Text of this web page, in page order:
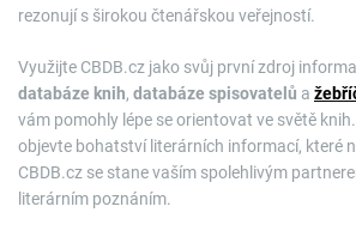
rezonují s širokou čtenářskou veřejností.
Využijte CBDB.cz jako svůj první zdroj
databáze knih, databáze spisovatelů a
vám pomohly lépe se orientovat ve světě
objevte bohatství literárních informací, které
CBDB.cz se stane vaším spolehlivým
literárním poznáním.